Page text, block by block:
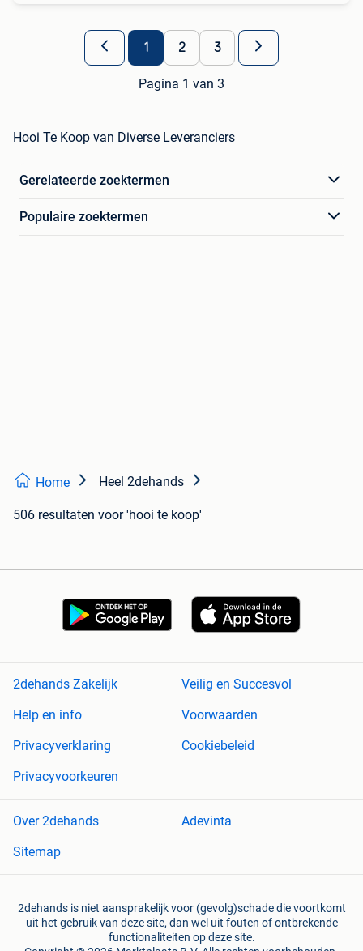
1 2 3
Pagina 1 van 3
Hooi Te Koop van Diverse Leveranciers
Gerelateerde zoektermen
Populaire zoektermen
Home Heel 2dehands
506 resultaten voor 'hooi te koop'
2dehands Zakelijk
Veilig en Succesvol
Help en info
Voorwaarden
Privacyverklaring
Cookiebeleid
Privacyvoorkeuren
Over 2dehands
Adevinta
Sitemap
2dehands is niet aansprakelijk voor (gevolg)schade die voortkomt
uit het gebruik van deze site, dan wel uit fouten of ontbrekende
functionaliteiten op deze site.